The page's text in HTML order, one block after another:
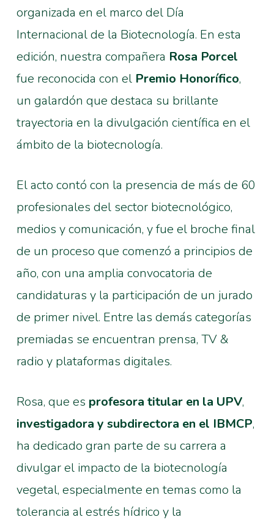
organizada en el marco del Día
Internacional de la Biotecnología. En esta
edición, nuestra compañera Rosa Porcel
fue reconocida con el Premio Honorífico,
un galardón que destaca su brillante
trayectoria en la divulgación científica en el
ámbito de la biotecnología.
El acto contó con la presencia de más de 60
profesionales del sector biotecnológico,
medios y comunicación, y fue el broche final
de un proceso que comenzó a principios de
año, con una amplia convocatoria de
candidaturas y la participación de un jurado
de primer nivel. Entre las demás categorías
premiadas se encuentran prensa, TV &
radio y plataformas digitales.
Rosa, que es profesora titular en la UPV,
investigadora y subdirectora en el IBMCP,
ha dedicado gran parte de su carrera a
divulgar el impacto de la biotecnología
vegetal, especialmente en temas como la
tolerancia al estrés hídrico y la